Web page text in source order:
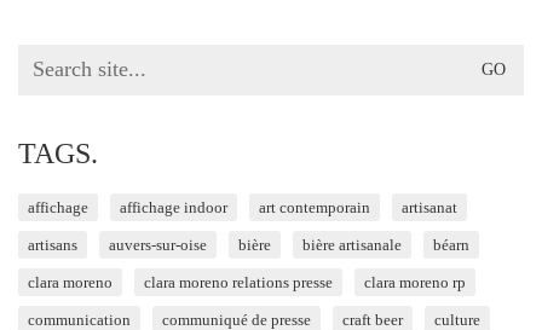
Search
TAGS.
affichage affichage indoor art contemporain artisanat
artisans auvers-sur-oise bière bière artisanale béarn
clara moreno clara moreno relations presse clara moreno rp
communication communiqué de presse craft beer culture